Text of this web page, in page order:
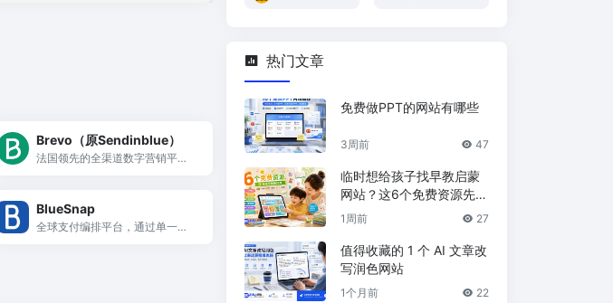
Brevo（原Sendinblue）
法国领先的全渠道数字营销平
划每天可发300封邮件。
BlueSnap
全球支付编排平台，通过单一集
热门文章
免费做PPT的网站有哪些
3周前 47
临时想给孩子找早教启蒙
网站？这6个免费资源先收
藏
1周前 27
值得收藏的 1 个 AI 文章改
写润色网站
1个月前 22